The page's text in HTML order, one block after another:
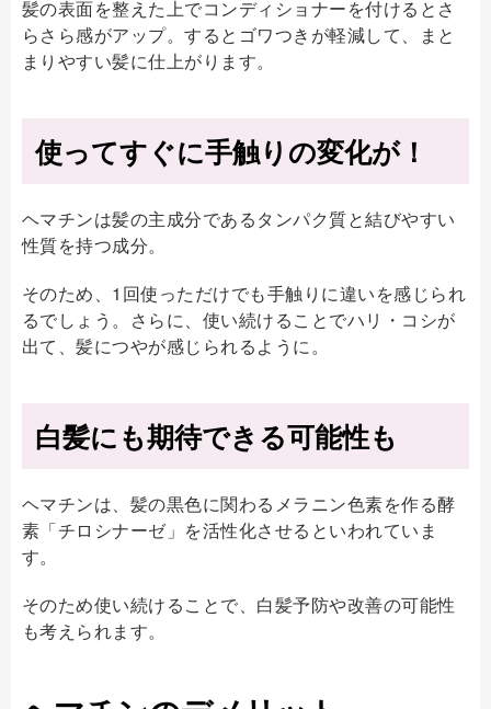
髪の表面を整えた上でコンディショナーを付けるとさ
らさら感がアップ。するとゴワつきが軽減して、まと
まりやすい髪に仕上がります。
使ってすぐに手触りの変化が！
ヘマチンは髪の主成分であるタンパク質と結びやすい
性質を持つ成分。
そのため、1回使っただけでも手触りに違いを感じられ
るでしょう。さらに、使い続けることでハリ・コシが
出て、髪につやが感じられるように。
白髪にも期待できる可能性も
ヘマチンは、髪の黒色に関わるメラニン色素を作る酵
素「チロシナーゼ」を活性化させるといわれていま
す。
そのため使い続けることで、白髪予防や改善の可能性
も考えられます。